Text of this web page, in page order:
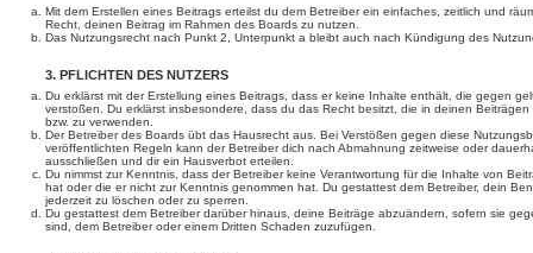
Mit dem Erstellen eines Beitrags erteilst du dem Betreiber ein einfaches, zeitlich und
Recht, deinen Beitrag im Rahmen des Boards zu nutzen.
Das Nutzungsrecht nach Punkt 2, Unterpunkt a bleibt auch nach Kündigung des
3. PFLICHTEN DES NUTZERS
Du erklärst mit der Erstellung eines Beitrags, dass er keine Inhalte enthält, die gegen
verstoßen. Du erklärst insbesondere, dass du das Recht besitzt, die in deinen
bzw. zu verwenden.
Der Betreiber des Boards übt das Hausrecht aus. Bei Verstößen gegen diese
veröffentlichten Regeln kann der Betreiber dich nach Abmahnung zeitweise oder
ausschließen und dir ein Hausverbot erteilen.
Du nimmst zur Kenntnis, dass der Betreiber keine Verantwortung für die Inhalte von
hat oder die er nicht zur Kenntnis genommen hat. Du gestattest dem Betreiber, dein
jederzeit zu löschen oder zu sperren.
Du gestattest dem Betreiber darüber hinaus, deine Beiträge abzuändern, sofern sie
sind, dem Betreiber oder einem Dritten Schaden zuzufügen.